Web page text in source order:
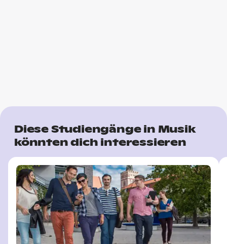
Diese Studiengänge in Musik
könnten dich interessieren